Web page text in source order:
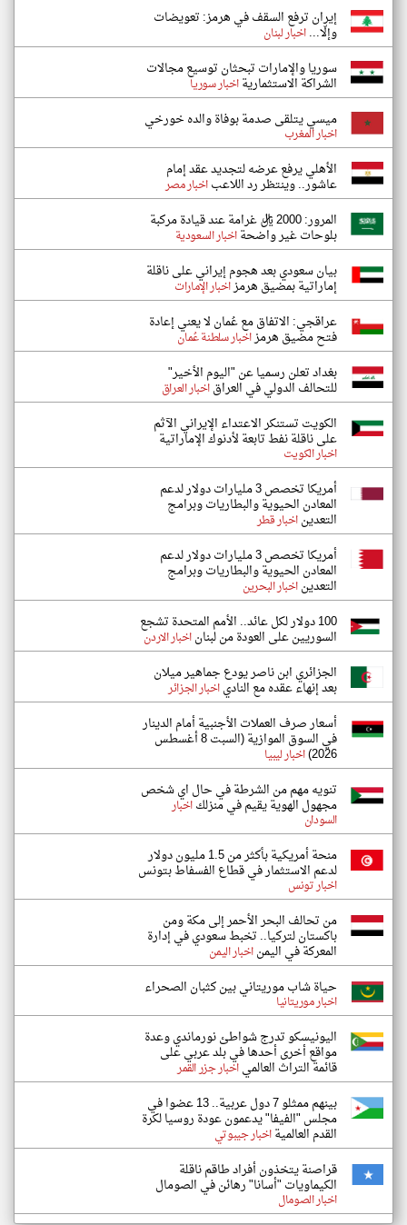
إيران ترفع السقف في هرمز: تعويضات
وإلّا...اخبار لبنان
سوريا والإمارات تبحثان توسيع مجالات
الشراكة الاستثماريةاخبار سوريا
ميسي يتلقى صدمة بوفاة والده خورخي
اخبار المغرب
الأهلي يرفع عرضه لتجديد عقد إمام
عاشور.. وينتظر رد اللاعباخبار مصر
المرور: 2000 ريال غرامة عند قيادة مركبة
بلوحات غير واضحةاخبار السعودية
بيان سعودي بعد هجوم إيراني على ناقلة
إماراتية بمضيق هرمزاخبار الإمارات
عراقجي: الاتفاق مع عُمان لا يعني إعادة
فتح مضيق هرمزاخبار سلطنة عُمان
بغداد تعلن رسميا عن "اليوم الأخير"
للتحالف الدولي في العراقاخبار العراق
الكويت تستنكر الاعتداء الإيراني الآثم
على ناقلة نفط تابعة لأدنوك الإماراتية
اخبار الكويت
أمريكا تخصص 3 مليارات دولار لدعم
المعادن الحيوية والبطاريات وبرامج
التعديناخبار قطر
أمريكا تخصص 3 مليارات دولار لدعم
المعادن الحيوية والبطاريات وبرامج
التعديناخبار البحرين
100 دولار لكل عائد.. الأمم المتحدة تشجع
السوريين على العودة من لبناناخبار الاردن
الجزائري ابن ناصر يودع جماهير ميلان
بعد إنهاء عقده مع النادياخبار الجزائر
أسعار صرف العملات الأجنبية أمام الدينار
في السوق الموازية (السبت 8 أغسطس
2026) اخبار ليبيا
تنويه مهم من الشرطة في حال اي شخص
مجهول الهوية يقيم في منزلكاخبار
السودان
منحة أمريكية بأكثر من 1.5 مليون دولار
لدعم الاستثمار في قطاع الفسفاط بتونس
اخبار تونس
من تحالف البحر الأحمر إلى مكة ومن
باكستان لتركيا.. تخبط سعودي في إدارة
المعركة في اليمناخبار اليمن
حياة شاب موريتاني بين كثبان الصحراء
اخبار موريتانيا
اليونيسكو تدرج شواطئ نورماندي وعدة
مواقع أخرى أحدها في بلد عربي على
قائمة التراث العالمياخبار جزر القمر
بينهم ممثلو 7 دول عربية.. 13 عضوا في
مجلس "الفيفا" يدعمون عودة روسيا لكرة
القدم العالميةاخبار جيبوتي
قراصنة يتخذون أفراد طاقم ناقلة
الكيماويات "أسانا" رهائن في الصومال
اخبار الصومال